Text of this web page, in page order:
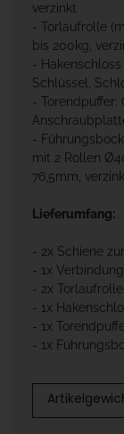
verzinkt
- Torlaufrolle
bis 200kg,
-
Schlüssel,
- Torendpuffer:
-
mit 2 Rollen
76,5mm,
Lieferumfang:
- 2x Schiene
- 1x
- 2x
- 1x
- 1x
- 1x